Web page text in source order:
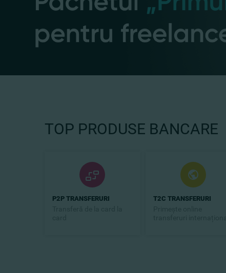
TOP PRODUSE BANCARE
P2P TRANSFERURI T2C TRANSFERURI